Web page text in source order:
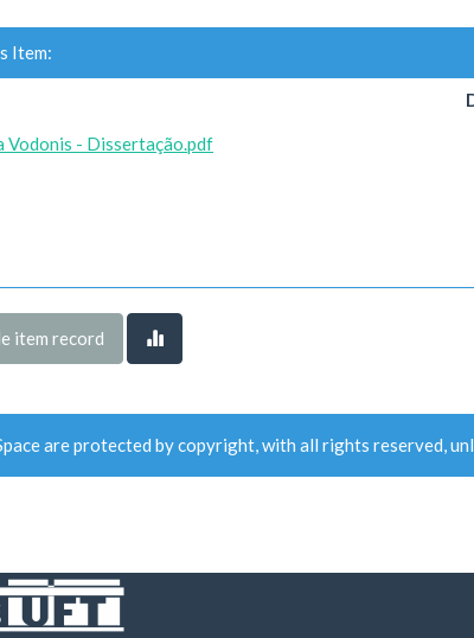
Item:
Vodonis - Dissertação.pdf
item record
are protected by copyright, with all rights reserved,